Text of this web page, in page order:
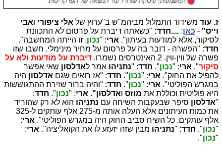
ז. עוד משידור התמלול מביהמ"ש ב"ערוץ של אלי ציפורי ואבי
וייס" - כאן: ....חדד: "כשאתה דיברת על פרסום לא התכוונת
לסיקור, אלא למודעות בעיתון". ארי: "נכון. זו הייתה המחשבה".
חדד: "הפשרה - דובר בה על פרסום על מחיר מינימלי. חשבו שזו
פשרה של ווין-ווין. 2 האינטרסים נשמרו.
דיברת על מודעות ולא על
סיקור". ארי: "נכון". חדד: "נתניהו אמר לאדלסון שאי אפשר
להפיל את החוק". ארי: "נכון". חדד: "אז רואים שגם אדלסון היה
במגרש הפוליטי". ארי: "נכון". חדד: "והיה ברור שזירת ההתגוששות
היא פוליטית וכוללת את מוזס ואדלסון". ארי: "נכון". חדד:
"אדלסון סיפר שבעקבות השיחה עם נתניהו הוא לא רק שהוריד
את כמות העיתונים אלא העלה אותה מ-275 אלף עותקים ל-325
אלף עותקים. כל השיח סביב החוק היה במגרש הפוליטי". ארי:
"נכון". חדד: "נתניהו מבין שזה יזעזע לו את הקואליציה". ארי:
"נכון".